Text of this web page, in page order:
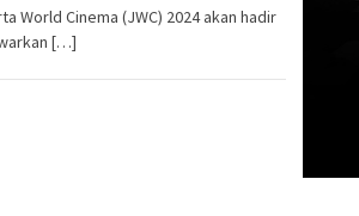
World Cinema (JWC) 2024 akan hadir
[…]